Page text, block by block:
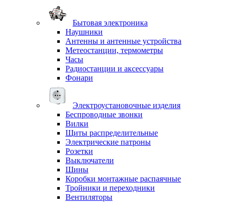
Бытовая электроника
Наушники
Антенны и антенные устройства
Метеостанции, термометры
Часы
Радиостанции и аксессуары
Фонари
Электроустановочные изделия
Беспроводные звонки
Вилки
Щиты распределительные
Электрические патроны
Розетки
Выключатели
Шины
Коробки монтажные распаячные
Тройники и переходники
Вентиляторы